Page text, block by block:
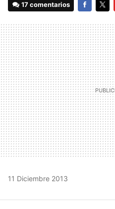
17 comentarios
11 Diciembre 2013